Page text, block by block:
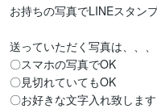
お持ちの写真でLINEスタン
送っていただく写真は、、、
〇スマホの写真でOK
〇見切れていてもOK
〇お好きな文字入れ致します